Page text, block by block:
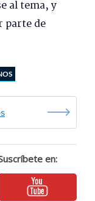
al tema, y
parte de
en: